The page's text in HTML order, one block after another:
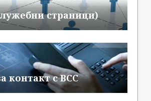
страници)
контакт с ВСС